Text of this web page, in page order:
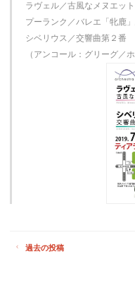
ラヴェル／古風なメヌエット
プーランク／バレエ「牝鹿
シベリウス／交響曲第２番
（アンコール：グリーグ／
過去の投稿